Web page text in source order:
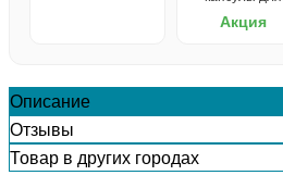
Акция
Описание
Отзывы
Товар в других городах